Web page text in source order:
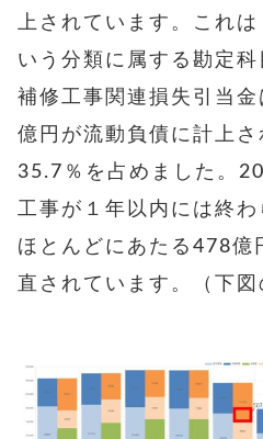
上されています。これは
いう分類に属する勘定科
補修工事関連損失引当
億円が流動負債に計上
35.7％を占めました。
工事が１年以内には終
ほとんどにあたる478億
直されています。（下図